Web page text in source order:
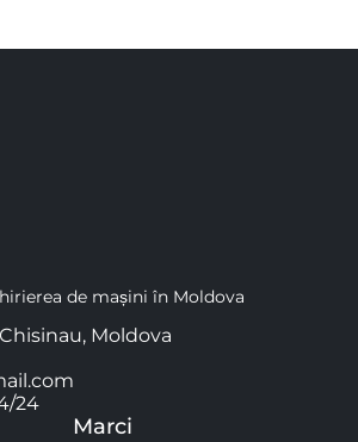
de mașini în Moldova
Moldova
24
Marci